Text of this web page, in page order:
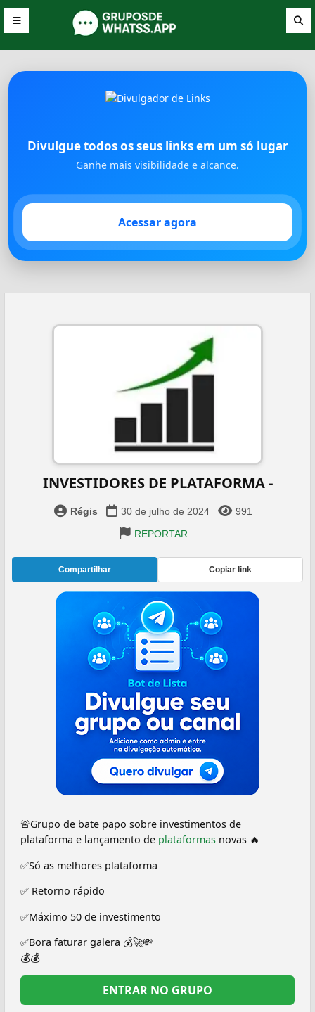
Divulgue todos os seus links em um só lugar
Ganhe mais visibilidade e alcance.
Acessar agora
INVESTIDORES DE PLATAFORMA -
Régis 30 de julho de 2024
991
REPORTAR
Compartilhar Copiar link
🚨Grupo de bate papo sobre investimentos de
plataforma e lançamento de plataformas novas 🔥
✅Só as melhores plataforma
✅ Retorno rápido
✅Máximo 50 de investimento
✅Bora faturar galera 💰🚀💸
💰💰
ENTRAR NO GRUPO